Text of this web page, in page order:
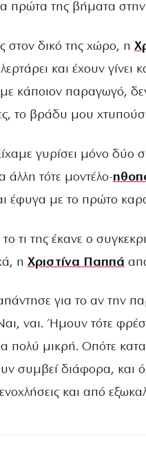
πρώτα της βήματα στην
στον δικό της χώρο, η
και έχουν γίνει
κάποιον παραγωγό,
το βράδυ μου
γυρίσει μόνο δύο
άλλη τότε μοντέλο-
έφυγα με το πρώτο
τι της έκανε ο
η Χριστίνα Παππά
για το αν την
ναι. Ήμουν τότε
μικρή. Οπότε
συμβεί διάφορα, και
και από